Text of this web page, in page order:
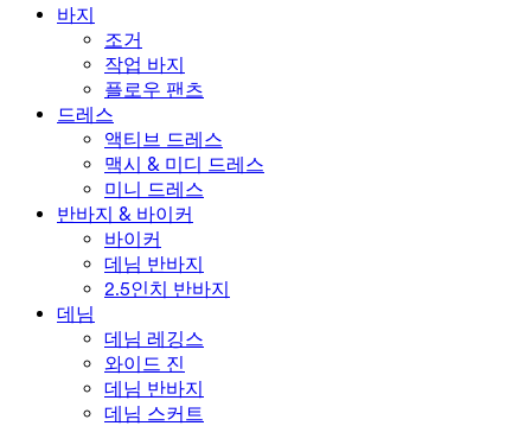
수영복 세트
언더웨어
바지
조거
작업 바지
플로우 팬츠
드레스
액티브 드레스
맥시 & 미디 드레스
미니 드레스
반바지 & 바이커
바이커
데님 반바지
2.5인치 반바지
데님
데님 레깅스
와이드 진
데님 반바지
데님 스커트